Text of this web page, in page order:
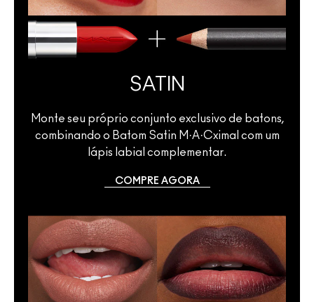
SATIN
Monte seu próprio conjunto exclusivo de batons,
combinando o Batom Satin M·A·Cximal com um
lápis labial complementar.
COMPRE AGORA